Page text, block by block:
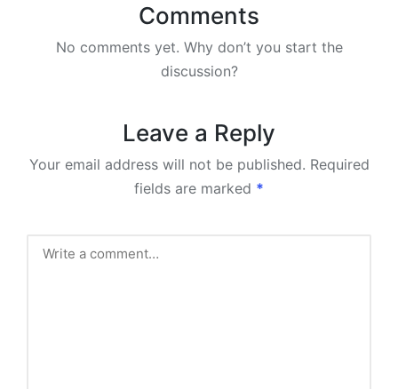
Comments
No comments yet. Why don’t you start the
discussion?
Leave a Reply
Your email address will not be published. Required
fields are marked *